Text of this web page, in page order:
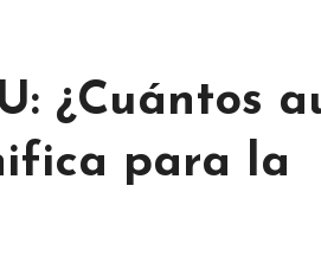
¿Cuántos
para la